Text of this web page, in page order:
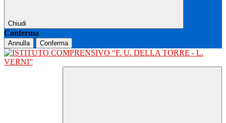
Chiudi
Conferma
Annulla Conferma